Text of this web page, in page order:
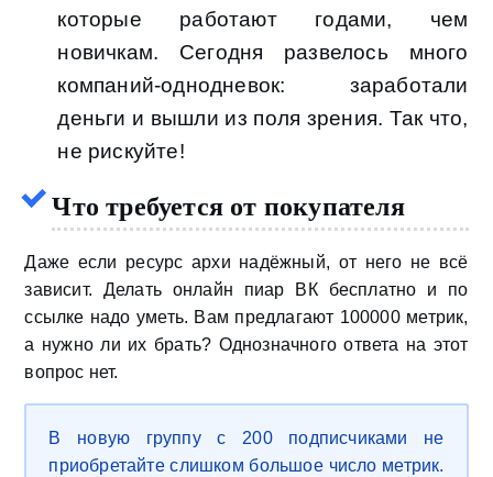
которые работают годами, чем
новичкам. Сегодня развелось много
компаний-однодневок: заработали
деньги и вышли из поля зрения. Так что,
не рискуйте!
Что требуется от покупателя
Даже если ресурс архи надёжный, от него не всё
зависит. Делать онлайн пиар ВК бесплатно и по
ссылке надо уметь. Вам предлагают 100000 метрик,
а нужно ли их брать? Однозначного ответа на этот
вопрос нет.
В новую группу с 200 подписчиками не
приобретайте слишком большое число метрик.